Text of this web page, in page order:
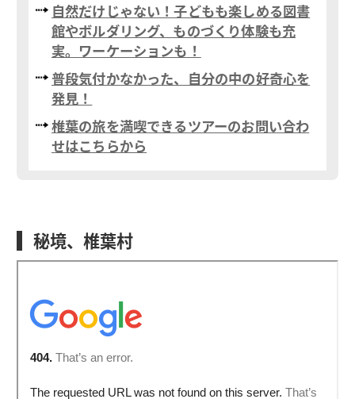
自然だけじゃない！子どもも楽しめる図書
館やボルダリング、ものづくり体験も充
実。ワーケーションも！
普段気付かなかった、自分の中の好奇心を
発見！
椎葉の旅を満喫できるツアーのお問い合わ
せはこちらから
秘境、椎葉村